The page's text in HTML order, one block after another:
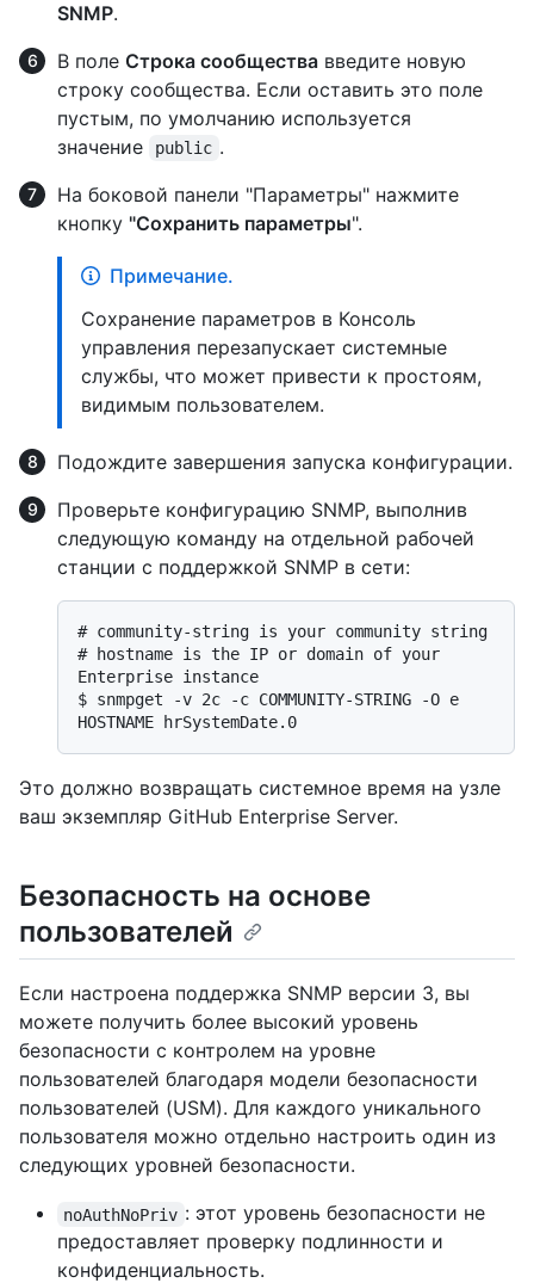
SNMP.
В поле Строка сообщества введите новую
строку сообщества. Если оставить это поле
пустым, по умолчанию используется
значение
public .
На боковой панели "Параметры" нажмите
кнопку "Сохранить параметры".
Примечание.
Сохранение параметров в Консоль
управления перезапускает системные
службы, что может привести к простоям,
видимым пользователем.
Подождите завершения запуска конфигурации.
Проверьте конфигурацию SNMP, выполнив
следующую команду на отдельной рабочей
станции с поддержкой SNMP в сети:
# community-string is your community string
# hostname is the IP or domain of your
Enterprise instance
$ snmpget -v 2c -c COMMUNITY-STRING -O e
HOSTNAME hrSystemDate.0
Это должно возвращать системное время на узле
ваш экземпляр GitHub Enterprise Server.
Безопасность на основе
пользователей
Если настроена поддержка SNMP версии 3, вы
можете получить более высокий уровень
безопасности с контролем на уровне
пользователей благодаря модели безопасности
пользователей (USM). Для каждого уникального
пользователя можно отдельно настроить один из
следующих уровней безопасности.
noAuthNoPriv : этот уровень безопасности не
предоставляет проверку подлинности и
конфиденциальность.